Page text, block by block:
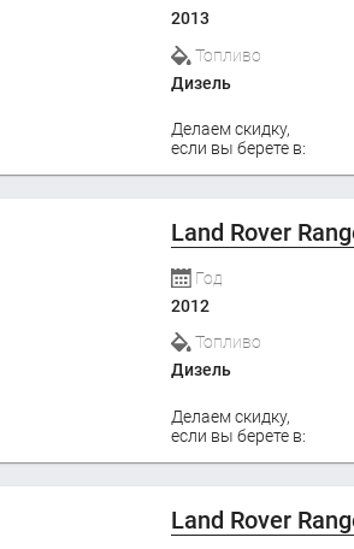
2013
Топливо
Дизель
Делаем скидку,
если вы берете в:
Land Rover
Год
2012
Топливо
Дизель
Делаем скидку,
если вы берете в:
Land Rover